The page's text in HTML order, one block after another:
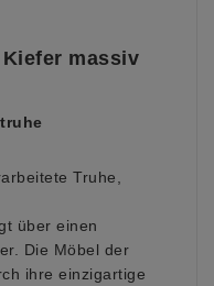
massiv
Truhe,
über einen
Die Möbel der
ihre einzigartige